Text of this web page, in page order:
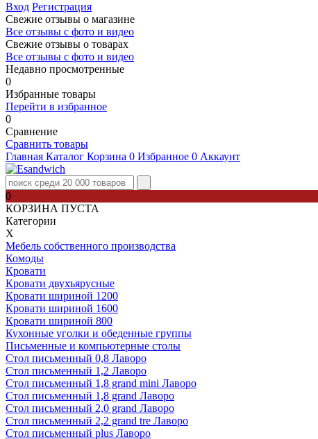
Вход Регистрация
Свежие отзывы о магазине
Все отзывы с фото и видео
Свежие отзывы о товарах
Все отзывы c фото и видео
Недавно просмотренные
0
Избранные товары
Перейти в избранное
0
Сравнение
Сравнить товары
Главная Каталог Корзина 0 Избранное 0 Аккаунт
0
КОРЗИНА ПУСТА
Категории
Х
Мебель собственного производства
Комоды
Кровати
Кровати двухъярусные
Кровати шириной 1200
Кровати шириной 1600
Кровати шириной 800
Кухонные уголки и обеденные группы
Письменные и компьютерные столы
Стол письменный 0,8 Лаворо
Стол письменный 1,2 Лаворо
Стол письменный 1,8 grand mini Лаворо
Стол письменный 1,8 grand Лаворо
Стол письменный 2,0 grand Лаворо
Стол письменный 2,2 grand tre Лаворо
Стол письменный plus Лаворо